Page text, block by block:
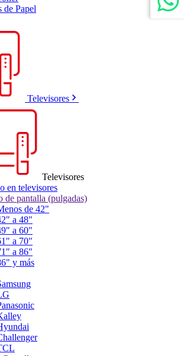
de Papel
Televisores
Televisores
en televisores
de pantalla (pulgadas)
de 42"
a 48"
a 60"
a 70"
a 86"
y más